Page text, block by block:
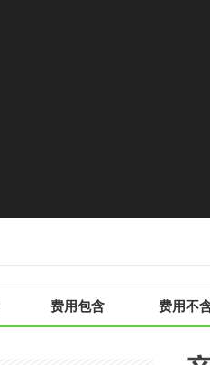
费用包含 费用不